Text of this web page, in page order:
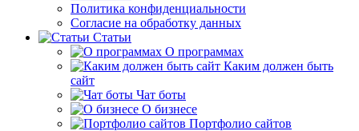
Политика конфиденциальности
Согласие на обработку данных
Статьи
О программах
Каким должен быть
сайт
Чат боты
О бизнесе
Портфолио сайтов